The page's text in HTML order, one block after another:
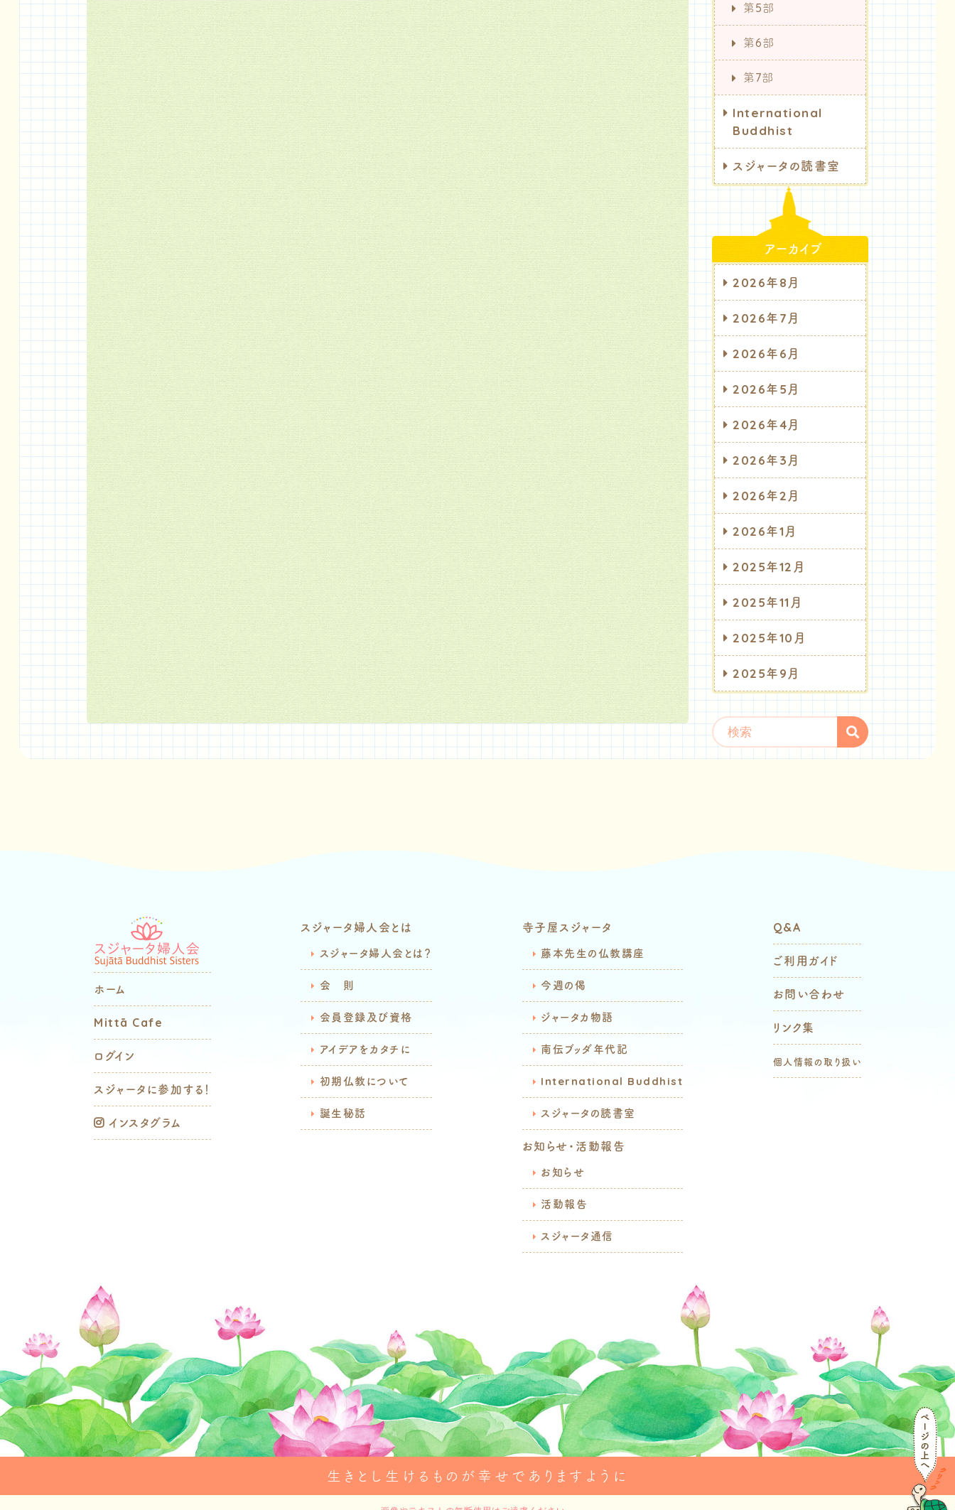
第5部
第6部
第7部
International
Buddhist
スジャータの読書室
アーカイブ
2026年8月
2026年7月
2026年6月
2026年5月
2026年4月
2026年3月
2026年2月
2026年1月
2025年12月
2025年11月
2025年10月
2025年9月
ホーム
Mittā Cafe
ログイン
スジャータに参加する！
インスタグラム
スジャータ婦人会とは
スジャータ婦人会とは？
会 則
会員登録及び資格
アイデアをカタチに
初期仏教について
誕生秘話
寺子屋スジャータ
藤本先生の仏教講座
今週の偈
ジャータカ物語
南伝ブッダ年代記
International Buddhist
スジャータの読書室
お知らせ・活動報告
お知らせ
活動報告
スジャータ通信
Q&A
ご利用ガイド
お問い合わせ
リンク集
個人情報の取り扱い
生きとし生けるものが幸せでありますように